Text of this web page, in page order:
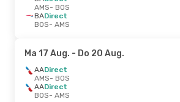
AMS- BOS
BADirect
BOS- AMS
Ma 17 Aug. - Do 20 Aug.
AADirect
AMS- BOS
AADirect
BOS- AMS